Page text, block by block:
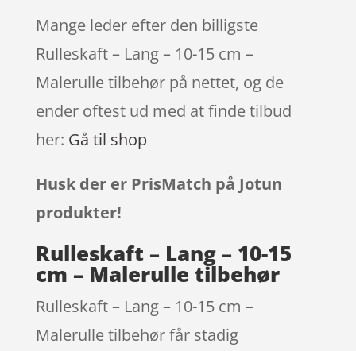
Mange leder efter den billigste
Rulleskaft – Lang – 10-15 cm –
Malerulle tilbehør på nettet, og de
ender oftest ud med at finde tilbud
her: Gå til shop
Husk der er PrisMatch på Jotun
produkter!
Rulleskaft – Lang – 10-15
cm – Malerulle tilbehør
Rulleskaft – Lang – 10-15 cm –
Malerulle tilbehør får stadig